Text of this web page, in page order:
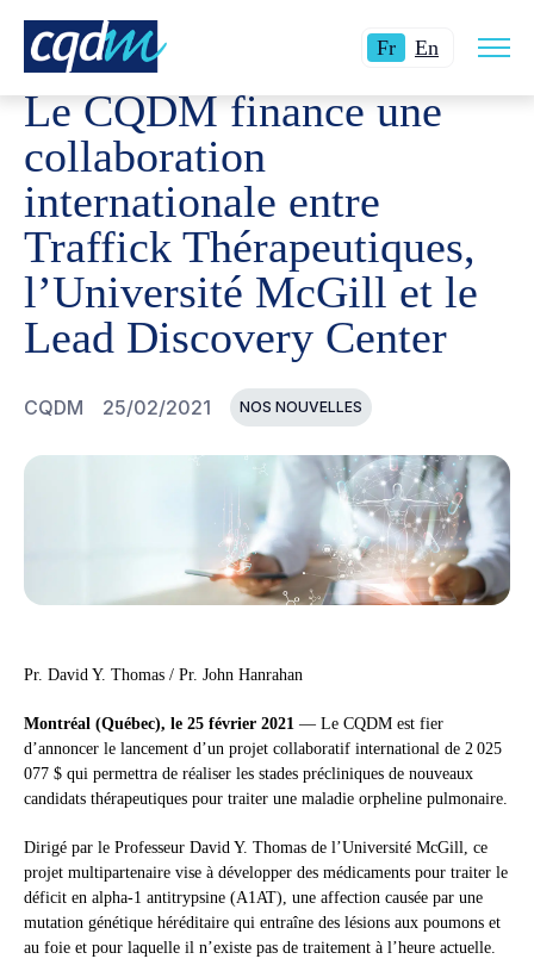
FrLangue
:
Français.
En Switch
to
English.
la
site
CQDM NOUVELLES ET ÉVÉNEMENTS LE CQDM
Le CQDM finance une
collaboration
internationale entre
Traffick Thérapeutiques,
l’Université McGill et le
Lead Discovery Center
CQDM 25/02/2021 NOS NOUVELLES
Pr. David Y. Thomas / Pr. John Hanrahan
Montréal (Québec), le 25 février 2021 — Le CQDM est fier
d’annoncer le lancement d’un projet collaboratif international de 2 025
077 $ qui permettra de réaliser les stades précliniques de nouveaux
candidats thérapeutiques pour traiter une maladie orpheline pulmonaire.
Dirigé par le Professeur David Y. Thomas de l’Université McGill, ce
projet multipartenaire vise à développer des médicaments pour traiter le
déficit en alpha-1 antitrypsine (A1AT), une affection causée par une
mutation génétique héréditaire qui entraîne des lésions aux poumons et
au foie et pour laquelle il n’existe pas de traitement à l’heure actuelle.